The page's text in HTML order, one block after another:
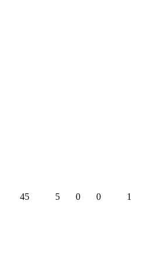
45 5 0 0 1